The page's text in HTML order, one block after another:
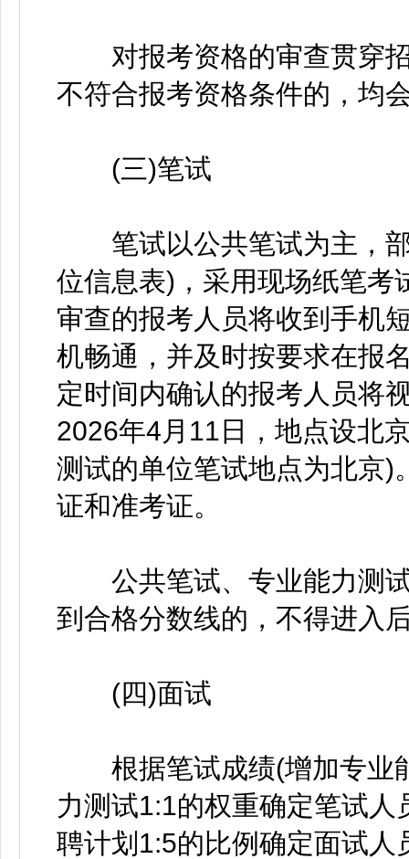
对报考资格的审查贯穿招
不符合报考资格条件的，均
(三)笔试
笔试以公共笔试为主，部
位信息表)，采用现场纸笔考
审查的报考人员将收到手机
机畅通，并及时按要求在报
定时间内确认的报考人员将
2026年4月11日，地点设北
测试的单位笔试地点为北京)
证和准考证。
公共笔试、专业能力测试
到合格分数线的，不得进入
(四)面试
根据笔试成绩(增加专业
力测试1:1的权重确定笔试
聘计划1:5的比例确定面试